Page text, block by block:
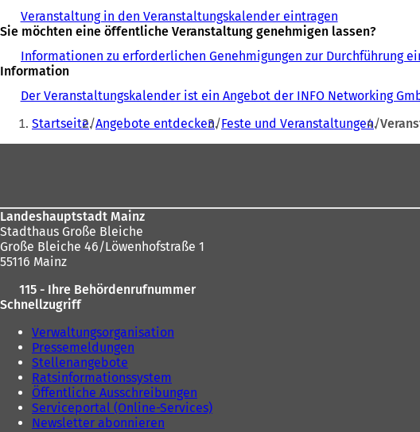
Veranstaltung in den Veranstaltungskalender eintragen
Sie möchten eine öffentliche Veranstaltung genehmigen lassen?
Informationen zu erforderlichen Genehmigungen zur Durchführung
Information
Der Veranstaltungskalender ist ein Angebot der INFO Networking
Sie
befinden
Startseite Angebote entdecken Feste und Veranstaltungen
Landeshauptstadt Mainz
Stadthaus Große Bleiche
Große Bleiche 46/Löwenhofstraße 1
55116 Mainz
115 - Ihre Behördenrufnummer
Schnellzugriff
Verwaltungsorganisation
Pressemeldungen
Stellenangebote
Ratsinformationssystem
Öffentliche Ausschreibungen
Serviceportal (Online-Services)
Newsletter abonnieren